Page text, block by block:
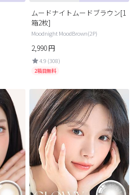
ムードナイトムードブラウン[1
箱2枚]
Moodnight MoodBrown(2P)
2,990円
4.9 (308)
2箱目無料